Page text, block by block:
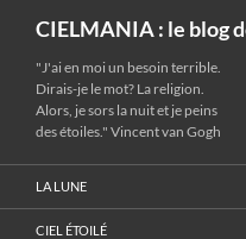
CIELMANIA : le blog
"J'ai en moi un besoin terrible.
Dirais-je le mot? La religion.
Alors, je sors la nuit et je peins
des étoiles." Vincent van Gogh
LA LUNE
CIEL ÉTOILÉ